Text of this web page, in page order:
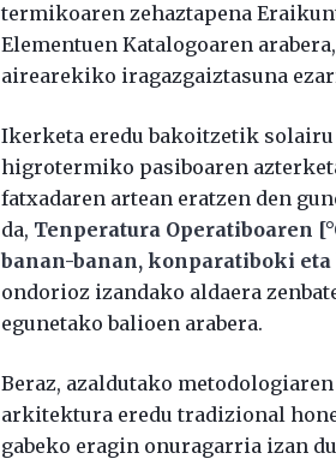
termikoaren zehaztapena
Elementuen Katalogoaren
airearekiko iragazgaiztasuna
Ikerketa eredu bakoitzetik
higrotermiko pasiboaren
fatxadaren artean eratzen den
da, Tenperatura Operatiboaren
banan-banan, konparatiboki
ondorioz izandako aldaera
egunetako balioen arabera.
Beraz, azaldutako
arkitektura eredu tradizional
gabeko eragin onuragarria izan